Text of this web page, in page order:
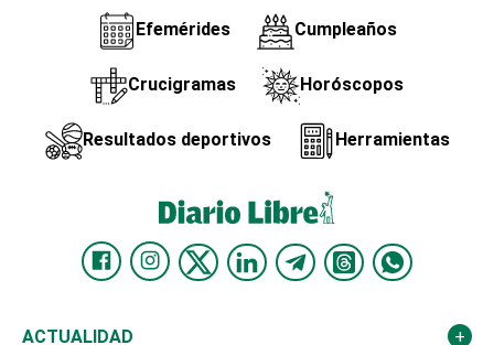
Efemérides Cumpleaños
Crucigramas Horóscopos
Resultados deportivos Herramientas
ACTUALIDAD